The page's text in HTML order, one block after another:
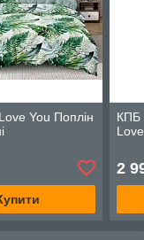
You Поплін
КПБ
2